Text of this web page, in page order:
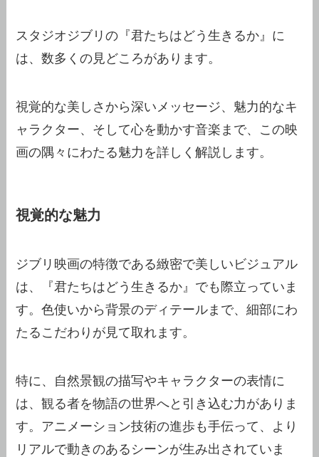
スタジオジブリの『君たちはどう生きるか』に
は、数多くの見どころがあります。
視覚的な美しさから深いメッセージ、魅力的なキ
ャラクター、そして心を動かす音楽まで、この映
画の隅々にわたる魅力を詳しく解説します。
視覚的な魅力
ジブリ映画の特徴である緻密で美しいビジュアル
は、『君たちはどう生きるか』でも際立っていま
す。色使いから背景のディテールまで、細部にわ
たるこだわりが見て取れます。
特に、自然景観の描写やキャラクターの表情に
は、観る者を物語の世界へと引き込む力がありま
す。アニメーション技術の進歩も手伝って、より
リアルで動きのあるシーンが生み出されていま